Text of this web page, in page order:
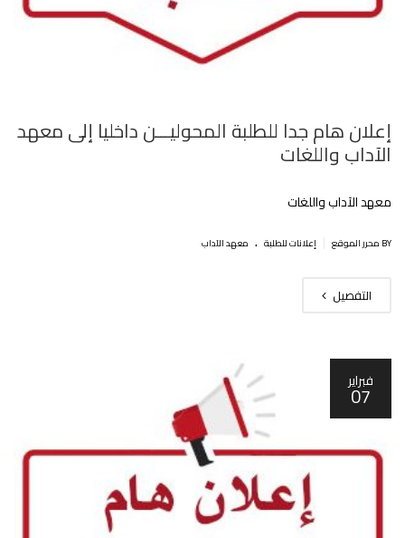
إعلان هام جدا للطلبة المحوليـــن داخليا إلى معهد
الآداب واللغات
معهد الآداب واللغات
BY محرر الموقع إعلانات للطلبة . معهد الآداب
التفصيل
فبراير
07